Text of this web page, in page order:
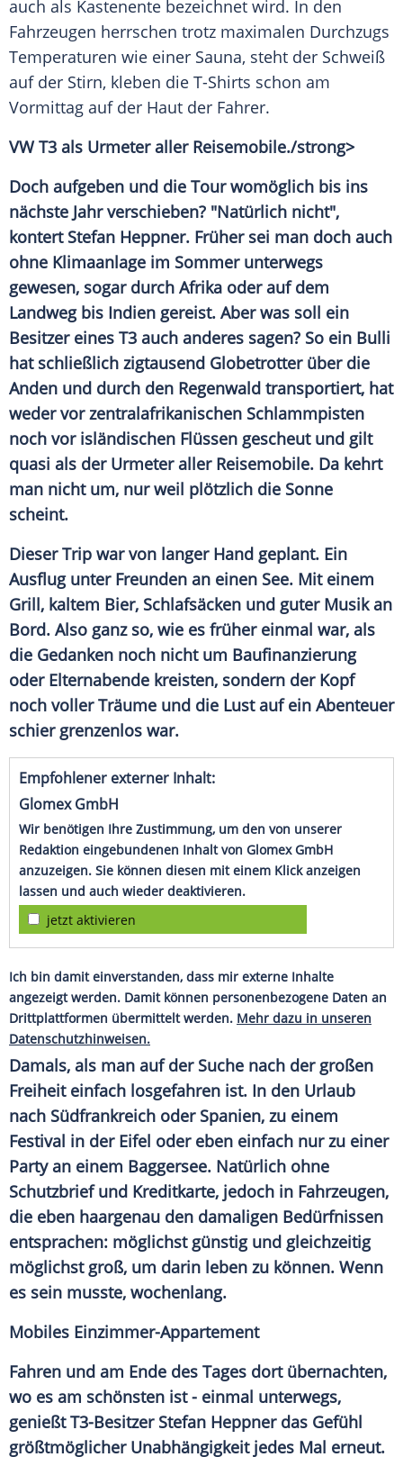
auch als Kastenente bezeichnet wird. In den
Fahrzeugen herrschen trotz maximalen Durchzugs
Temperaturen wie einer Sauna, steht der Schweiß
auf der Stirn, kleben die T-Shirts schon am
Vormittag auf der Haut der Fahrer.
VW T3 als Urmeter aller Reisemobile./strong>
Doch aufgeben und die Tour womöglich bis ins
nächste Jahr verschieben? "Natürlich nicht",
kontert Stefan Heppner. Früher sei man doch auch
ohne Klimaanlage im Sommer unterwegs
gewesen, sogar durch Afrika oder auf dem
Landweg bis Indien gereist. Aber was soll ein
Besitzer eines T3 auch anderes sagen? So ein Bulli
hat schließlich zigtausend Globetrotter über die
Anden und durch den Regenwald transportiert, hat
weder vor zentralafrikanischen Schlammpisten
noch vor isländischen Flüssen gescheut und gilt
quasi als der Urmeter aller Reisemobile. Da kehrt
man nicht um, nur weil plötzlich die Sonne
scheint.
Dieser Trip war von langer Hand geplant. Ein
Ausflug unter Freunden an einen See. Mit einem
Grill, kaltem Bier, Schlafsäcken und guter Musik an
Bord. Also ganz so, wie es früher einmal war, als
die Gedanken noch nicht um Baufinanzierung
oder Elternabende kreisten, sondern der Kopf
noch voller Träume und die Lust auf ein Abenteuer
schier grenzenlos war.
Empfohlener externer Inhalt:
Glomex GmbH
Wir benötigen Ihre Zustimmung, um den von unserer
Redaktion eingebundenen Inhalt von Glomex GmbH
anzuzeigen. Sie können diesen mit einem Klick anzeigen
lassen und auch wieder deaktivieren.
jetzt aktivieren
Ich bin damit einverstanden, dass mir externe Inhalte
angezeigt werden. Damit können personenbezogene Daten an
Drittplattformen übermittelt werden. Mehr dazu in unseren
Datenschutzhinweisen.
Damals, als man auf der Suche nach der großen
Freiheit einfach losgefahren ist. In den Urlaub
nach Südfrankreich oder Spanien, zu einem
Festival in der Eifel oder eben einfach nur zu einer
Party an einem Baggersee. Natürlich ohne
Schutzbrief und Kreditkarte, jedoch in Fahrzeugen,
die eben haargenau den damaligen Bedürfnissen
entsprachen: möglichst günstig und gleichzeitig
möglichst groß, um darin leben zu können. Wenn
es sein musste, wochenlang.
Mobiles Einzimmer-Appartement
Fahren und am Ende des Tages dort übernachten,
wo es am schönsten ist - einmal unterwegs,
genießt T3-Besitzer Stefan Heppnerdas Gefühl
größtmöglicher Unabhängigkeit jedes Mal erneut.